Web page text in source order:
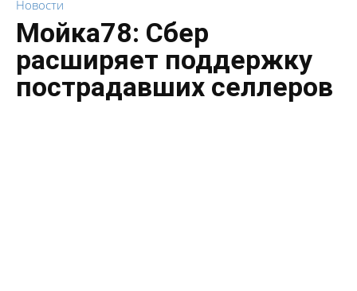
Новости
Мойка78: Сбер
расширяет поддержку
пострадавших селлеров